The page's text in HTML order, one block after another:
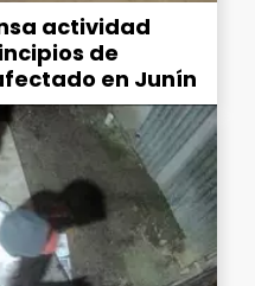
actividad
de
en Junín